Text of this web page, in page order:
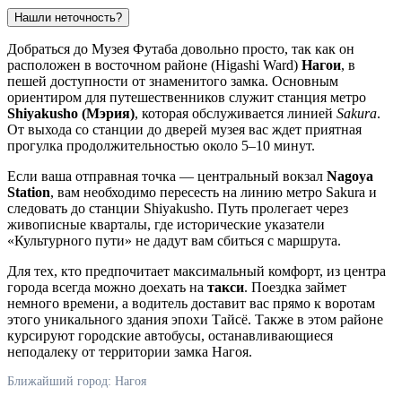
Нашли неточность?
Добраться до Музея Футаба довольно просто, так как он
расположен в восточном районе (Higashi Ward) Нагои, в
пешей доступности от знаменитого замка. Основным
ориентиром для путешественников служит станция метро
Shiyakusho (Мэрия), которая обслуживается линией Sakura.
От выхода со станции до дверей музея вас ждет приятная
прогулка продолжительностью около 5–10 минут.
Если ваша отправная точка — центральный вокзал Nagoya
Station, вам необходимо пересесть на линию метро Sakura и
следовать до станции Shiyakusho. Путь пролегает через
живописные кварталы, где исторические указатели
«Культурного пути» не дадут вам сбиться с маршрута.
Для тех, кто предпочитает максимальный комфорт, из центра
города всегда можно доехать на такси. Поездка займет
немного времени, а водитель доставит вас прямо к воротам
этого уникального здания эпохи Тайсё. Также в этом районе
курсируют городские автобусы, останавливающиеся
неподалеку от территории замка Нагоя.
Ближайший город: Нагоя